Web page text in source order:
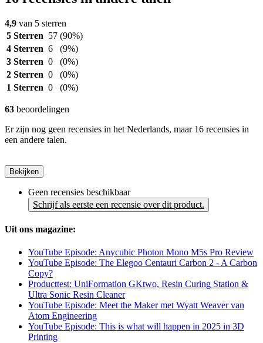
4,9 van 5 sterren
5 Sterren 57 (90%)
4 Sterren 6
(9%)
3 Sterren 0
(0%)
2 Sterren 0
(0%)
1 Sterren 0 (0%)
63 beoordelingen
Er zijn nog geen recensies in het Nederlands, maar 16 recensies in
een andere talen.
Bekijken
Geen recensies beschikbaar
Schrijf als eerste een recensie over dit product.
Uit ons magazine:
YouTube Episode: Anycubic Photon Mono M5s Pro Review
YouTube Episode: The Elegoo Centauri Carbon 2 - A Carbon
Copy?
Producttest: UniFormation GKtwo, Resin Curing Station &
Ultra Sonic Resin Cleaner
YouTube Episode: Meet the Maker met Wyatt Weaver van
Atom Engineering
YouTube Episode: This is what will happen in 2025 in 3D
Printing